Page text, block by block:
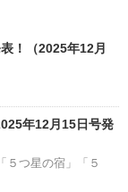
！（2025年12月
年12月15日号発
５つ星の宿」「５